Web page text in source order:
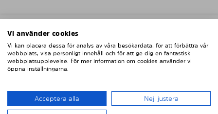
Vi använder cookies
Vi kan placera dessa för analys av våra besökardata, för att förbättra vår
webbplats, visa personligt innehåll och för att ge dig en fantastisk
webbplatsupplevelse. För mer information om cookies använder vi
öppna inställningarna.
Acceptera alla Nej, justera